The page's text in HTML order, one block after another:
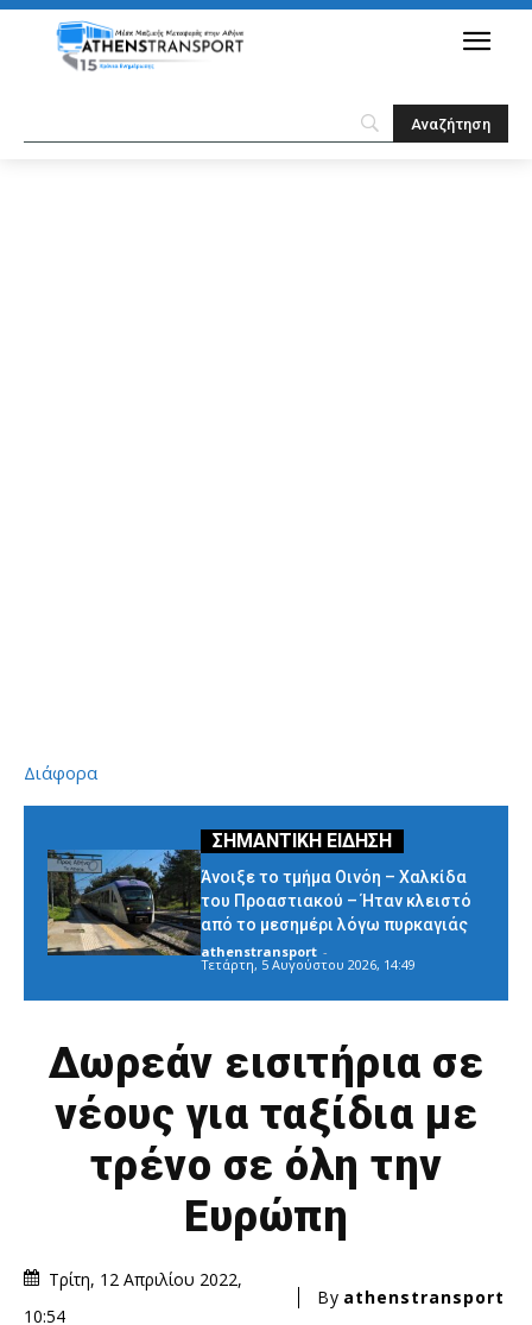
Διάφορα
Άνοιξε το τμήμα Οινόη – Χαλκίδα
του Προαστιακού – Ήταν κλειστό
από το μεσημέρι λόγω πυρκαγιάς
athenstransport -
Τετάρτη, 5 Αυγούστου 2026, 14:49
Δωρεάν εισιτήρια σε
νέους για ταξίδια με
τρένο σε όλη την
Ευρώπη
Τρίτη, 12 Απριλίου 2022,
10:54
By athenstransport